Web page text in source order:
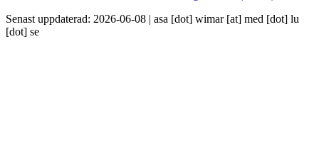
Senast uppdaterad: 2026-06-08 | asa [dot] wimar[at] med [dot] lu
[dot] se